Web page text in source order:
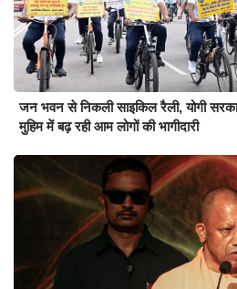
जन भवन से निकली साइकिल रैली, योगी
मुहिम में बढ़ रही आम लोगों की भागीदारी